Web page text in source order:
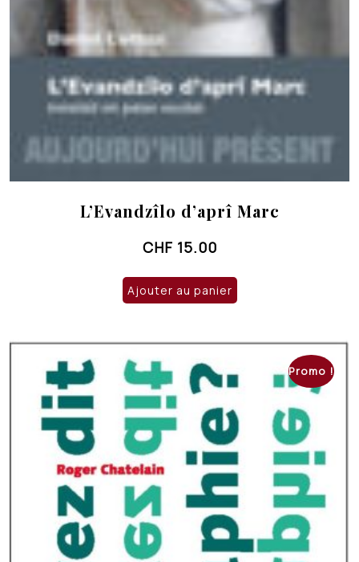
L’Evandzîlo d’aprî Marc
CHF 15.00
Ajouter au panier
Promo !